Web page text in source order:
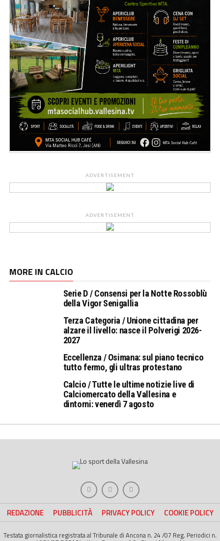
ADVERTISEMENT
ADVERTISEMENT
MORE IN CALCIO
Serie D / Consensi per la Notte Rossoblù
della Vigor Senigallia
Terza Categoria / Unione cittadina per
alzare il livello: nasce il Polverigi 2026-
2027
Eccellenza / Osimana: sul piano tecnico
tutto fermo, gli ultras protestano
Calcio / Tutte le ultime notizie live di
Calciomercato della Vallesina e
dintorni: venerdì 7 agosto
REDAZIONE PUBBLICITÀ PRIVACY POLICY COOKIE POLICY
Testata giornalistica registrata al Tribunale di Ancona n. 24 /07 Reg. Periodici n.